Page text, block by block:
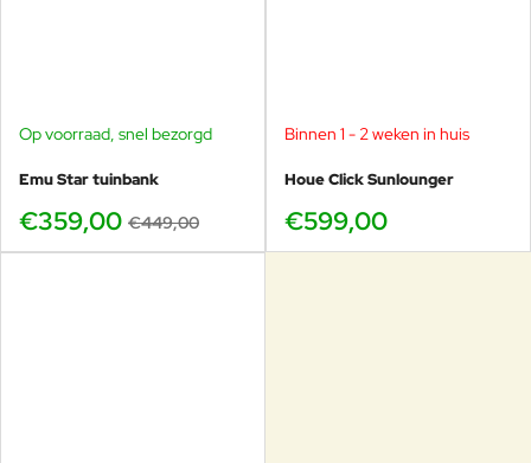
-20%
Op voorraad, snel bezorgd
Emu Star tuinbank
€359,00 €449,00
Binnen 1 - 2 weken in huis
Houe Click Sunlounger
€599,00